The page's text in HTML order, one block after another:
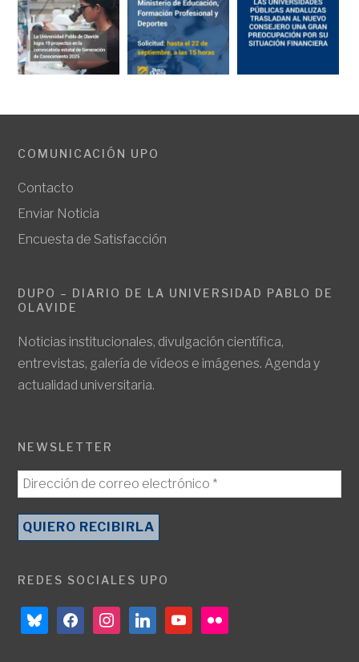
COMUNICACIÓN UPO
Contacto
Enviar Noticia
Encuesta de Satisfacción
DUPO – DIARIO DE LA UNIVERSIDAD PABLO DE
OLAVIDE
Noticias institucionales, divulgación científica,
entrevistas, galería de vídeos e imágenes. Agenda y
actualidad universitaria.
NEWSLETTER
REDES SOCIALES UPO
blueskyfacebookinstagramlinkedinyoutubeflickr